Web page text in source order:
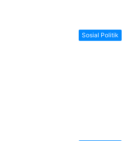
Sosial Politik